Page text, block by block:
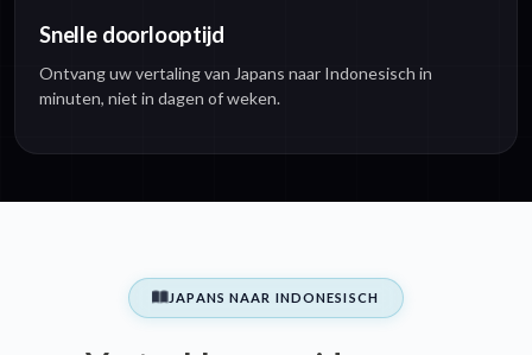
Snelle doorlooptijd
Ontvang uw vertaling van Japans naar Indonesisch in
minuten, niet in dagen of weken.
JAPANS NAAR INDONESISCH